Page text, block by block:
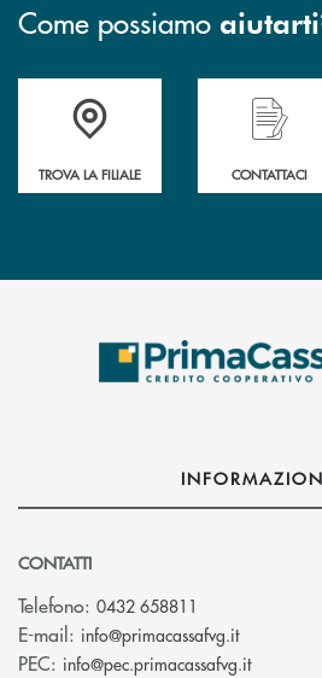
Come possiamo aiutarti
Accedi all' elenco completo delle filiali .
TROVA LA FILIALE
Hai bisogno
CONTATTACI
CONTATTI
Telefono: 0432 658811
E-mail: info@primacassafvg.it(si apre
PEC: info@pec.primacassafvg.it(si apre